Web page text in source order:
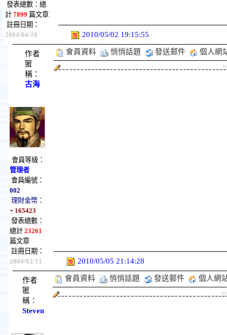
發表總數：總
計 7899 篇文章
註冊日期：
2004/04/10
2010/05/02 19:15:55
作者
匿
稱：
古海
會員等級：
管理者
會員編號：
002
理財金幣：
+ 165423
發表總數：
總計 23261
篇文章
註冊日期：
2004/02/11
會員資料 悄悄話題 發送郵件 個人網
2010/05/05 21:14:28
作者
匿
稱：
Steven
會員資料 悄悄話題 發送郵件 個人網